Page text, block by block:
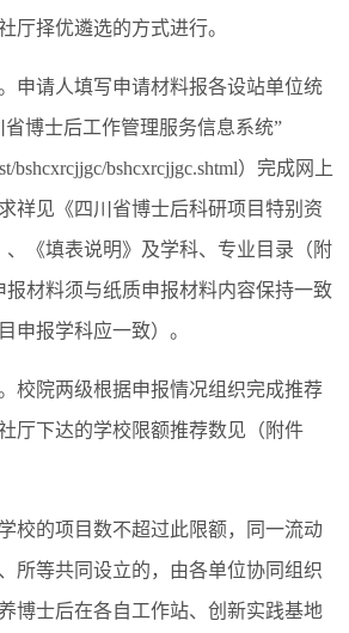
厅择优遴选的方式进行。
申请人填写申请材料报各设站单位统
博士后工作管理服务信息系统”
bshcxrcjjgc/bshcxrcjjgc.shtml）完成网上
祥见《四川省博士后科研项目特别资
、《填表说明》及学科、专业目录（附
报材料须与纸质申报材料内容保持一致
申报学科应一致）。
校院两级根据申报情况组织完成推荐
厅下达的学校限额推荐数见（附件
校的项目数不超过此限额，同一流动
所等共同设立的，由各单位协同组织
博士后在各自工作站、创新实践基地